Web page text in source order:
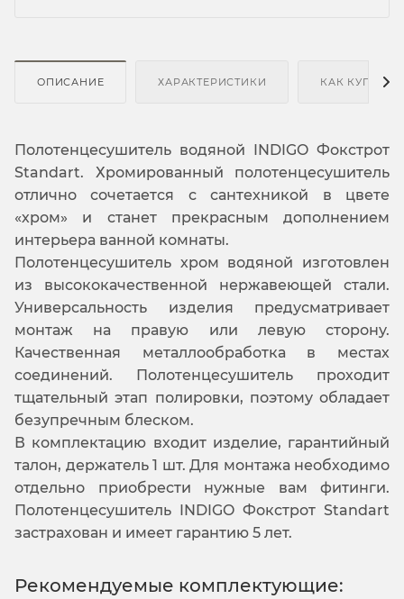
ОПИСАНИЕ ХАРАКТЕРИСТИКИ КАК КУПИТЬ
Полотенцесушитель водяной INDIGO Фокстрот
Standart. Хромированный полотенцесушитель
отлично сочетается с сантехникой в цвете
«хром» и станет прекрасным дополнением
интерьера ванной комнаты.
Полотенцесушитель хром водяной изготовлен
из высококачественной нержавеющей стали.
Универсальность изделия предусматривает
монтаж на правую или левую сторону.
Качественная металлообработка в местах
соединений. Полотенцесушитель проходит
тщательный этап полировки, поэтому обладает
безупречным блеском.
В комплектацию входит изделие, гарантийный
талон, держатель 1 шт. Для монтажа необходимо
отдельно приобрести нужные вам фитинги.
Полотенцесушитель INDIGO Фокстрот Standart
застрахован и имеет гарантию 5 лет.
Рекомендуемые комплектующие: